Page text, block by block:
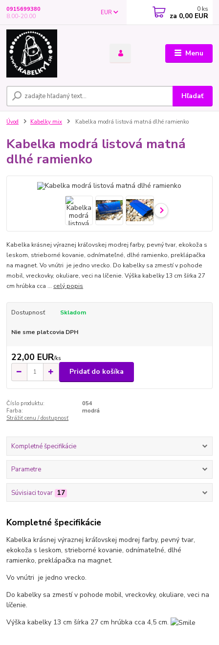
Menu
EUR
Hľadať
0915699380
8.00-20.00
0 ks
za 0,00 EUR
Úvod Kabelky mix Kabelka modrá listová matná dlhé ramienko
Kabelka modrá listová matná
dlhé ramienko
Kabelka krásnej výraznej kráľovskej modrej farby, pevný tvar, ekokoža s
leskom, strieborné kovanie, odnímateľné, dlhé ramienko, preklápačka
na magnet. Vo vnútri je jedno vrecko. Do kabelky sa zmestí v pohode
mobil, vreckovky, okuliare, veci na líčenie. Výška kabelky 13 cm šírka 27
cm hrúbka cca ... celý popis
Dostupnosť Skladom
Nie sme platcovia DPH
22,00 EUR/ks
Pridať do košíka
Číslo produktu:
054
Farba:
modrá
Strážiť cenu / dostupnosť
Kompletné špecifikácie
Parametre
Súvisiaci tovar 17
Kompletné špecifikácie
Kabelka krásnej výraznej kráľovskej modrej farby, pevný tvar,
ekokoža s leskom, strieborné kovanie, odnímateľné, dlhé
ramienko, preklápačka na magnet.
Vo vnútri je jedno vrecko.
Do kabelky sa zmestí v pohode mobil, vreckovky, okuliare, veci na
líčenie.
Výška kabelky 13 cm šírka 27 cm hrúbka cca 4,5 cm.